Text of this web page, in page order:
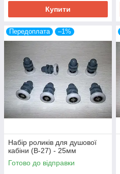
Купити
Передоплата –1%
Набір роликів для душової
кабіни (В-27) - 25мм
Готово до відправки